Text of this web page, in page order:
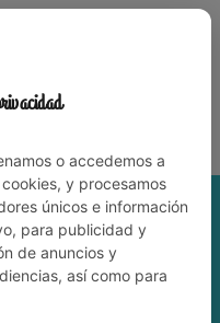
famille!
o accedemos a
y procesamos
únicos e información
para publicidad y
de anuncios y
así como para